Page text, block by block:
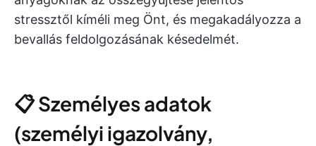
stressztől kíméli meg Önt, és megakadályozza a
bevallás feldolgozásának késedelmét.
📋 Személyes adatok
(személyi igazolvány,